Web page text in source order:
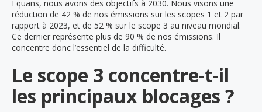
Equans, nous avons des objectifs à 2030. Nous visons une
réduction de 42 % de nos émissions sur les scopes 1 et 2 par
rapport à 2023, et de 52 % sur le scope 3 au niveau mondial.
Ce dernier représente plus de 90 % de nos émissions. Il
concentre donc l’essentiel de la difficulté.
Le scope 3 concentre-t-il
les principaux blocages ?